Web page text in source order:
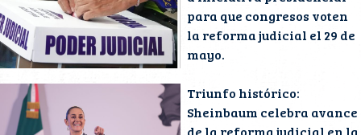
para que congresos voten
la reforma judicial el 29 de
mayo.
Triunfo histórico:
Sheinbaum celebra avance